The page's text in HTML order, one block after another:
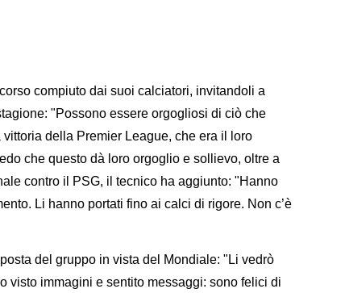
compiuto dai suoi calciatori, invitandoli a
"Possono essere orgogliosi di ciò che
della Premier League, che era il loro
che questo dà loro orgoglio e sollievo, oltre a
contro il PSG, il tecnico ha aggiunto: "Hanno
Li hanno portati fino ai calci di rigore. Non c’è
del gruppo in vista del Mondiale: "Li vedrò
visto immagini e sentito messaggi: sono felici di